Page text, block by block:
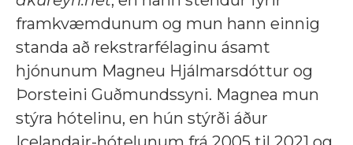
framkvæmdunum og mun hann einnig
standa að rekstrarfélaginu ásamt
hjónunum Magneu Hjálmarsdóttur og
Þorsteini Guðmundssyni. Magnea mun
stýra hótelinu, en hún stýrði áður